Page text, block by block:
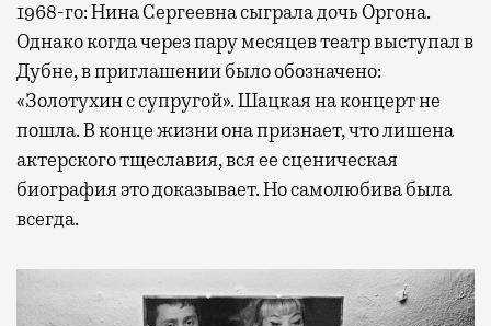
1968-го: Нина Сергеевна сыграла дочь Оргона.
Однако когда через пару месяцев театр выступал в
Дубне, в приглашении было обозначено:
«Золотухин с супругой». Шацкая на концерт не
пошла. В конце жизни она признает, что лишена
актерского тщеславия, вся ее сценическая
биография это доказывает. Но самолюбива была
всегда.